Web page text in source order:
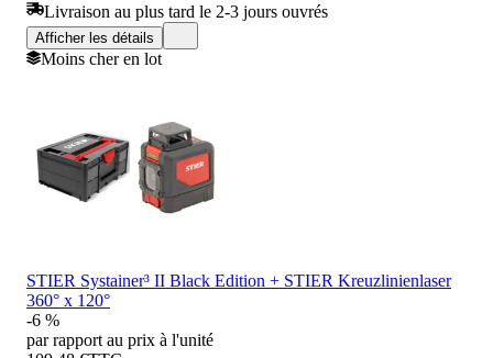
Livraison au plus tard le 2-3 jours ouvrés
Afficher les détails
Moins cher en lot
STIER Systainer³ II Black Edition + STIER Kreuzlinienlaser
360° x 120°
-6 %
par rapport au prix à l'unité